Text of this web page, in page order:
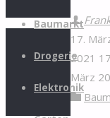
Zum
springen
Baumarkt
Drogerie
Elektronik
17.
2021
März